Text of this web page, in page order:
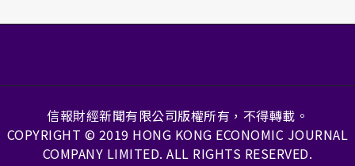
信報財經新聞有限公司版權所有，不得轉載。
COPYRIGHT © 2019 HONG KONG ECONOMIC JOURNAL
COMPANY LIMITED. ALL RIGHTS RESERVED.